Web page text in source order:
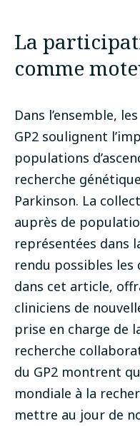
La
comme
Dans l’ensemble,
GP2 soulignent
populations
recherche
Parkinson. La
auprès de
représentées dans
rendu possibles les
dans cet article,
cliniciens de
prise en charge de
recherche
du GP2 montrent
mondiale à la
mettre au jour de